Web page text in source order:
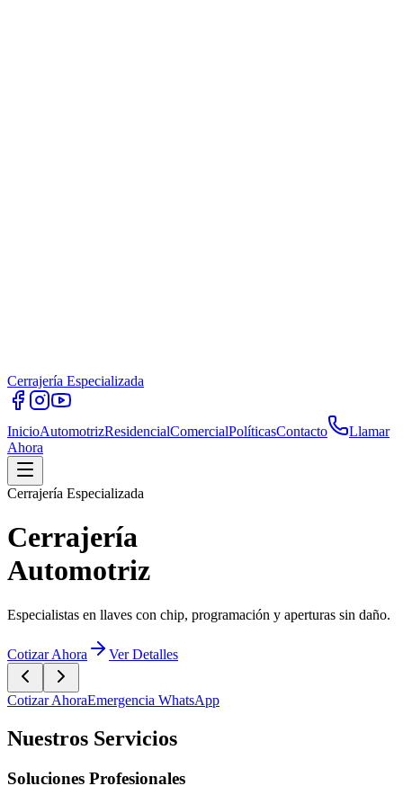
Cerrajería Especializada
InicioAutomotrizResidencialComercialPolíticasContacto
Llamar
Ahora
Cerrajería Especializada
Cerrajería
Automotriz
Especialistas en llaves con chip, programación y aperturas sin daño.
Cotizar Ahora Ver Detalles
Cotizar AhoraEmergencia WhatsApp
Nuestros Servicios
Soluciones Profesionales